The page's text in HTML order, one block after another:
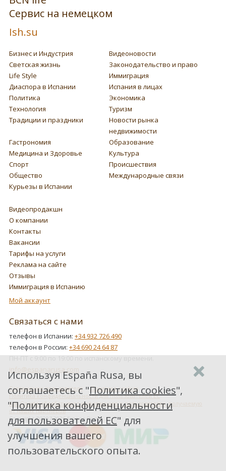
Сервис на немецком
Ish.su
Бизнес и Индустрия
Видеоновости
Светская жизнь
Законодательство и право
Life Style
Иммиграция
Диаспора в Испании
Испания в лицах
Политика
Экономика
Технология
Туризм
Традиции и праздники
Новости рынка
недвижимости
Гастрономия
Образование
Медицина и Здоровье
Культура
Спорт
Происшествия
Общество
Международные связи
Курьезы в Испании
Видеопродакшн
О компании
Контакты
Вакансии
Тарифы на услуги
Реклама на сайте
Отзывы
Иммиграция в Испанию
Мой аккаунт
Связаться с нами
телефон в Испании: +34 932 726 490
телефон в России: +34 690 24 64 87
ПН-ПТ с 9:00 по 19:00 по испанскому времени.
info@espanarusa.com
Соглашение пользователя
Политика cookies
Политика конфиденциальности для пользователей ЕС
Как Google обрабатывает информацию о пользователях, получаемую
от наших партнеров
Copyright ©2007-2026 Espana Rusa
Используя España Rusa, вы
соглашаетесь с "Политика cookies",
"Политика конфиденциальности
для пользователей ЕС" для
улучшения вашего
пользовательского опыта.